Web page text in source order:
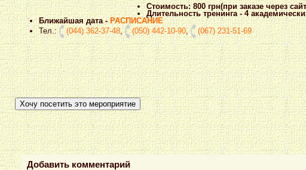
Стоимость: 800 грн(при заказе через
Длительность тренинга - 4
Ближайшая дата -РАСПИСАНИЕ
Тел.:
(044) 362-37-48, (050) 442-10-90, (067) 231-51-69
Хочу посетить это мероприятие
Добавить комментарий